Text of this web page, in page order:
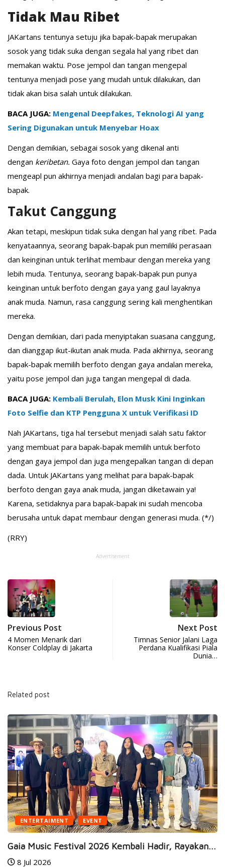
Tidak Mau Ribet
JAKartans tentunya setuju jika bapak-bapak merupakan
sosok yang tidak suka dengan segala hal yang ribet dan
memakan waktu. Pose jempol dan tangan mengepal
tentunya menjadi pose yang mudah untuk dilakukan, dan
tidak akan bisa salah untuk dilakukan.
BACA JUGA: Mengenal Deepfakes, Teknologi AI yang
Sering Digunakan untuk Menyebar Hoax
Dengan demikian, sebagai sosok yang dikenal anti
dengan keribetan. Gaya foto dengan jempol dan tangan
mengeapl pun akhirnya menjadi andalan bagi para bapak-
bapak.
Takut Canggung
Akan tetapi, meskipun tidak suka dengan hal yang ribet. Pada
kenyataannya, seorang bapak-bapak pun memiliki perasaan
dan keinginan untuk terlihat membaur dengan mereka yang
lebih muda. Tentunya, seorang bapak-bapak pun punya
keinginan untuk berfoto dengan gaya yang gaul layaknya
anak muda. Namun, rasa canggung sering kali menghentikan
mereka.
Dengan demikian, dari pada menyiptakan suasana canggung,
dan dianggap ikut-ikutan anak muda. Pada akhirnya, seorang
bapak-bapak memilih berfoto dengan gaya andalan mereka,
yaitu pose jempol dan juga tangan mengepal di dada.
BACA JUGA: Kembali Berulah, Elon Musk Kini Inginkan
Foto Selfie dan KTP Pengguna X untuk Verifikasi ID
Nah JAKartans, tiga hal tersebut menjadi salah satu faktor
yang membuat para bapak-bapak memilih untuk berfoto
dengan gaya jempol dan juga mengepalkan tangan di depan
dada. Untuk JAKartans yang melihat para bapak-bapak
berfoto dengan gaya anak muda, jangan diketawain ya!
Karena, setidaknya para bapak-bapak ini sudah mencoba
berusaha untuk dapat membaur dengan generasi muda. (*/)
(RRY)
Advertisement
Previous Post
4 Momen Menarik dari
Konser Coldplay di Jakarta
Next Post
Timnas Senior Jalani Laga
Perdana Kualifikasi Piala
Dunia…
Related post
Rayakan... BUSINESS HEALTH